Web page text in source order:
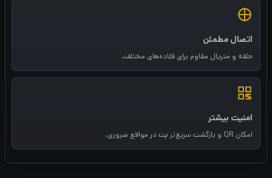
اتصال مطمئن
حلقه و متریال مقاوم برای قلاده‌های مختلف.
امنیت بیشتر
امکان QR و بازگشت سریع‌تر پت در مواقع ضروری.